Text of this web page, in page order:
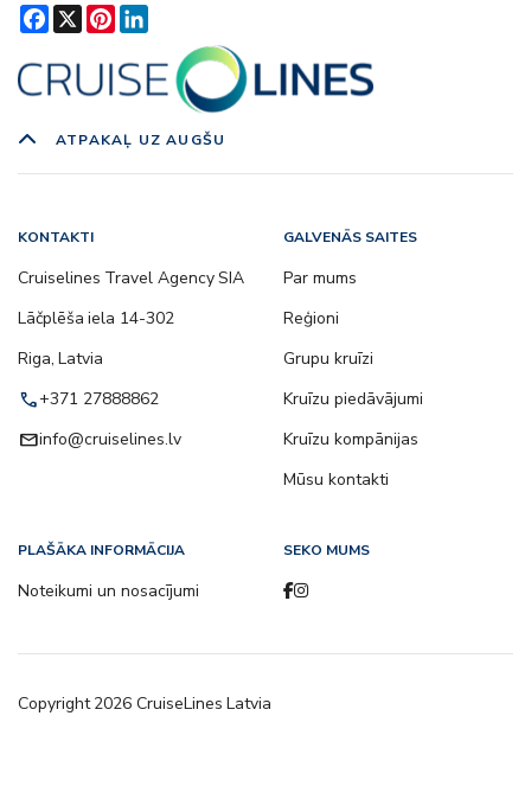
Facebook
X Pinterest
ATPAKAĻ UZ AUGŠU
KONTAKTI
Cruiselines Travel Agency SIA
Lāčplēša iela 14-302
Riga, Latvia
call+371 27888862
emailinfo@cruiselines.lv
GALVENĀS SAITES
Par mums
Reģioni
Grupu kruīzi
Kruīzu piedāvājumi
Kruīzu kompānijas
Mūsu kontakti
PLAŠĀKA INFORMĀCIJA
Noteikumi un nosacījumi
SEKO MUMS
Copyright2026 CruiseLines Latvia